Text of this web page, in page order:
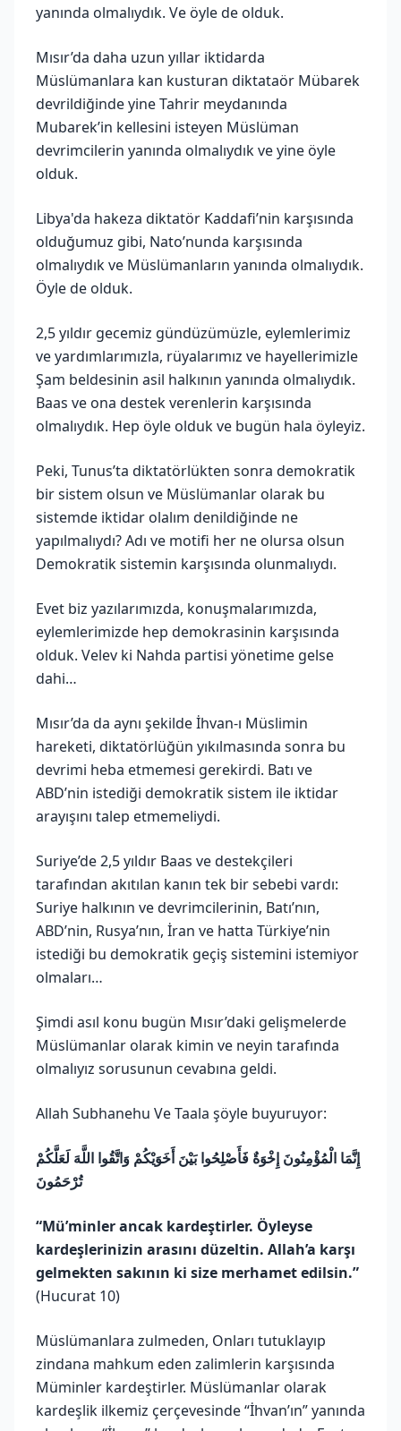
yanında olmalıydık. Ve öyle de olduk.
Mısır’da daha uzun yıllar iktidarda
Müslümanlara kan kusturan diktataör Mübarek
devrildiğinde yine Tahrir meydanında
Mubarek’in kellesini isteyen Müslüman
devrimcilerin yanında olmalıydık ve yine öyle
olduk.
Libya'da hakeza diktatör Kaddafi’nin karşısında
olduğumuz gibi, Nato’nunda karşısında
olmalıydık ve Müslümanların yanında olmalıydık.
Öyle de olduk.
2,5 yıldır gecemiz gündüzümüzle, eylemlerimiz
ve yardımlarımızla, rüyalarımız ve hayellerimizle
Şam beldesinin asil halkının yanında olmalıydık.
Baas ve ona destek verenlerin karşısında
olmalıydık. Hep öyle olduk ve bugün hala öyleyiz.
Peki, Tunus’ta diktatörlükten sonra demokratik
bir sistem olsun ve Müslümanlar olarak bu
sistemde iktidar olalım denildiğinde ne
yapılmalıydı? Adı ve motifi her ne olursa olsun
Demokratik sistemin karşısında olunmalıydı.
Evet biz yazılarımızda, konuşmalarımızda,
eylemlerimizde hep demokrasinin karşısında
olduk. Velev ki Nahda partisi yönetime gelse
dahi…
Mısır’da da aynı şekilde İhvan-ı Müslimin
hareketi, diktatörlüğün yıkılmasında sonra bu
devrimi heba etmemesi gerekirdi. Batı ve
ABD’nin istediği demokratik sistem ile iktidar
arayışını talep etmemeliydi.
Suriye’de 2,5 yıldır Baas ve destekçileri
tarafından akıtılan kanın tek bir sebebi vardı:
Suriye halkının ve devrimcilerinin, Batı’nın,
ABD’nin, Rusya’nın, İran ve hatta Türkiye’nin
istediği bu demokratik geçiş sistemini istemiyor
olmaları…
Şimdi asıl konu bugün Mısır’daki gelişmelerde
Müslümanlar olarak kimin ve neyin tarafında
olmalıyız sorusunun cevabına geldi.
Allah Subhanehu Ve Taala şöyle buyuruyor:
إِنَّمَا الْمُؤْمِنُونَ إِخْوَةٌ فَأَصْلِحُوا بَيْنَ أَخَوَيْكُمْ وَاتَّقُوا اللَّهَ لَعَلَّكُمْ
تُرْحَمُونَ
“Mü’minler ancak kardeştirler. Öyleyse
kardeşlerinizin arasını düzeltin. Allah’a karşı
gelmekten sakının ki size merhamet edilsin.”
(Hucurat 10)
Müslümanlara zulmeden, Onları tutuklayıp
zindana mahkum eden zalimlerin karşısında
Müminler kardeştirler. Müslümanlar olarak
kardeşlik ilkemiz çerçevesinde “İhvan’ın” yanında